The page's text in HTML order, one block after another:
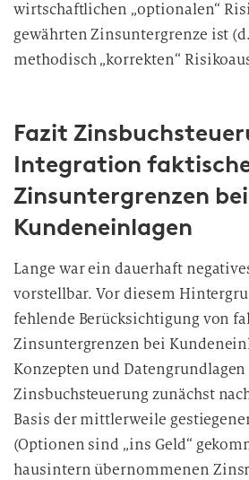
wirtschaftlichen „optionalen“
gewährten Zinsuntergrenze ist
methodisch „korrekten“
Fazit
Integration
Zinsuntergrenzen bei
Kundeneinlagen
Lange war ein dauerhaft
vorstellbar. Vor diesem
fehlende Berücksichtigung von
Zinsuntergrenzen bei
Konzepten und
Zinsbuchsteuerung zunächst
Basis der mittlerweile
(Optionen sind „ins Geld“
hausintern übernommenen